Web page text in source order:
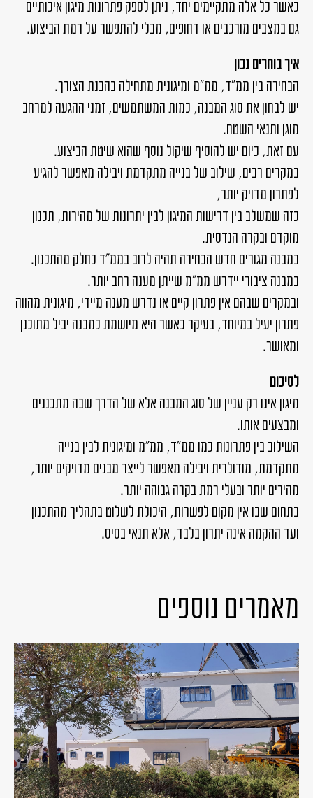
כאשר כל אלה מתקיימים יחד, ניתן לספק פתרונות מיגון איכותיים
גם במצבים מורכבים או דחופים, מבלי להתפשר על רמת הביצוע.
איך בוחרים נכון
הבחירה בין ממ"ד, ממ"מ ומיגונית מתחילה בהבנת הצורך.
יש לבחון את סוג המבנה, כמות המשתמשים, זמני ההגעה למרחב
מוגן ותנאי השטח.
עם זאת, כיום יש להוסיף שיקול נוסף שהוא שיטת הביצוע.
במקרים רבים, שילוב של בנייה מתקדמת ויבילה מאפשר להגיע
לפתרון מדויק יותר,
כזה שמשלב בין דרישות המיגון לבין יתרונות של מהירות, תכנון
מוקדם ובקרה הנדסית.
במבנה מגורים חדש הבחירה תהיה לרוב בממ"ד כחלק מהתכנון.
במבנה ציבורי יידרש ממ"מ שייתן מענה רחב יותר.
ובמקרים שבהם אין פתרון קיים או נדרש מענה מיידי, מיגונית מהווה
פתרון יעיל במיוחד, בעיקר כאשר היא מיושמת כמבנה יביל מתוכנן
ומאושר.
לסיכום
מיגון אינו רק עניין של סוג המבנה אלא של הדרך שבה מתכננים
ומבצעים אותו.
השילוב בין פתרונות כמו ממ"ד, ממ"מ ומיגונית לבין בנייה
מתקדמת, מודולרית ויבילה מאפשר לייצר מבנים מדויקים יותר,
מהירים יותר ובעלי רמת בקרה גבוהה יותר.
בתחום שבו אין מקום לפשרות, היכולת לשלוט בתהליך מהתכנון
ועד ההקמה אינה יתרון בלבד, אלא תנאי בסיס.
מאמרים נוספים